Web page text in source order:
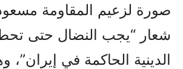
صورة لزعيم المقاومة
شعار “يجب النضال حتى
الدينية الحاكمة في